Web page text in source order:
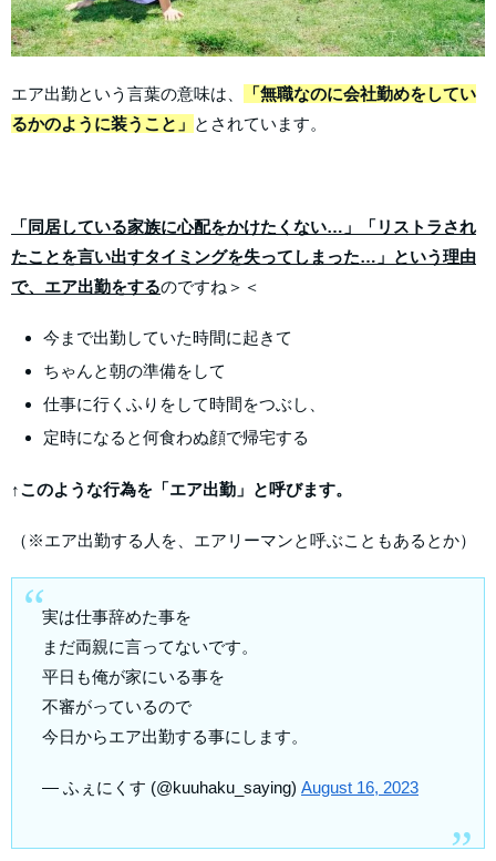
エア出勤という言葉の意味は、
「無職なのに会社勤めをしてい
るかのように装うこと」 とされています。
「同居している家族に心配をかけたくない…」「リストラされ
たことを言い出すタイミングを失ってしまった…」という理由
で、エア出勤をするのですね＞＜
今まで出勤していた時間に起きて
ちゃんと朝の準備をして
仕事に行くふりをして時間をつぶし、
定時になると何食わぬ顔で帰宅する
↑このような行為を「エア出勤」と呼びます。
（※エア出勤する人を、エアリーマンと呼ぶこともあるとか）
実は仕事辞めた事を
まだ両親に言ってないです。
平日も俺が家にいる事を
不審がっているので
今日からエア出勤する事にします。
— ふぇにくす (@kuuhaku_saying) August 16, 2023